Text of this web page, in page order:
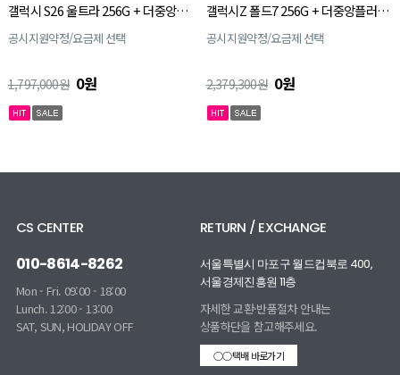
갤럭시 S26 울트라 256G + 더중앙플러스 3개월 이용권
공시지원약정/요금제 선택
1,797,000원 0원
갤럭시Z 폴드7 256G + 더중앙플러스 3개월 이용권
공시지원약정/요금제 선택
2,379,300원 0원
CS CENTER
010-8614-8262
Mon - Fri. 09:00 - 18:00
Lunch. 12:00 - 13:00
SAT, SUN, HOLIDAY OFF
RETURN / EXCHANGE
서울특별시 마포구 월드컵북로 400,
서울경제진흥원 11층
자세한 교환·반품절차 안내는
상품하단을 참고해주세요.
○○택배 바로가기